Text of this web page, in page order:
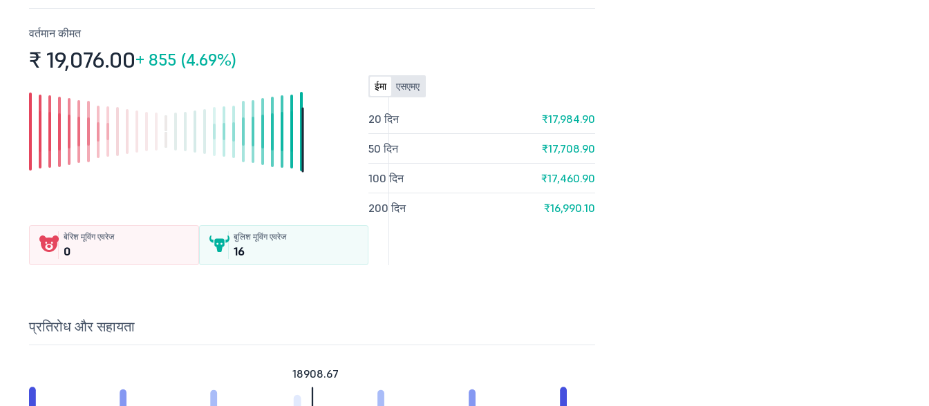
वर्तमान कीमत
₹ 19,076.00+ 855 (4.69%)
बेरिश मूविंग एवरेज
0
बुलिश मूविंग एवरेज
16
ईमा एसएमए
20 दिन ₹17,984.90
50 दिन ₹17,708.90
100 दिन ₹17,460.90
200 दिन ₹16,990.10
प्रतिरोध और सहायता
18908.67